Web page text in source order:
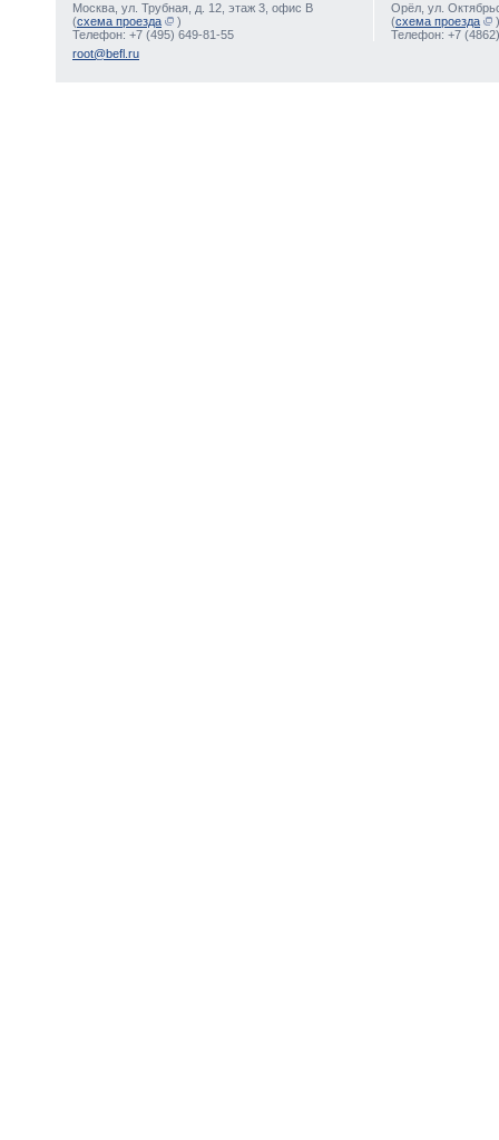
Москва, ул. Трубная, д. 12, этаж 3, офис В
(схема проезда
)
Телефон: +7 (495) 649-81-55
Орёл, ул.
(схема проезда
)
Телефон: +7
root@befl.ru